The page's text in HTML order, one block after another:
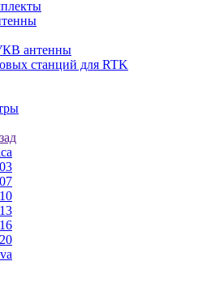
антенны
станций для RTK